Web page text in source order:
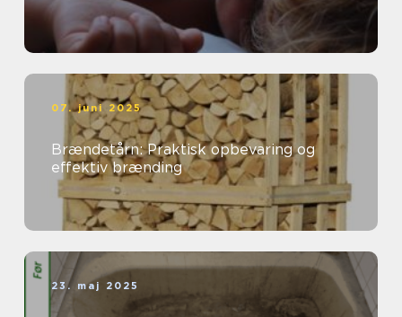
07. juni 2025
Brændetårn: Praktisk opbevaring og
effektiv brænding
23. maj 2025